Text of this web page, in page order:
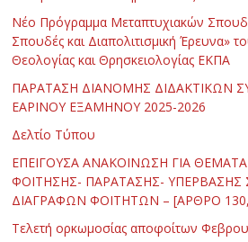
Νέο Πρόγραμμα Μεταπτυχιακών
Σπουδές και Διαπολιτισμική Έρευνα»
Θεολογίας και Θρησκειολογίας ΕΚΠΑ
ΠΑΡΑΤΑΣΗ ΔΙΑΝΟΜΗΣ ΔΙΔΑΚΤΙΚΩΝ
ΕΑΡΙΝΟΥ ΕΞΑΜΗΝΟΥ 2025-2026
Δελτίο Τύπου
ΕΠΕΙΓΟΥΣΑ ΑΝΑΚΟΙΝΩΣΗ ΓΙΑ
ΦΟΙΤΗΣΗΣ- ΠΑΡΑΤΑΣΗΣ- ΥΠΕΡΒΑΣΗΣ
ΔΙΑΓΡΑΦΩΝ ΦΟΙΤΗΤΩΝ – [ΑΡΘΡΟ
Τελετή ορκωμοσίας αποφοίτων